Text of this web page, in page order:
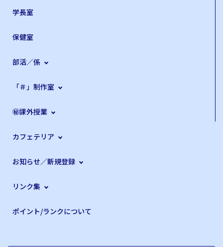
学長室
保健室
部活／係
「＃」制作室
㊙課外授業
カフェテリア
お知らせ／新規登録
リンク集
ポイント/ランクについて